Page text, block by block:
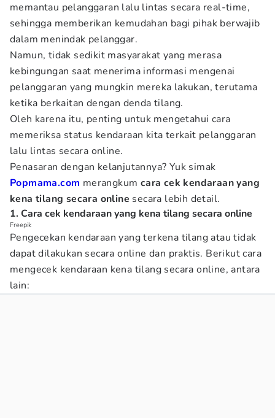
memantau pelanggaran lalu lintas secara real-time,
sehingga memberikan kemudahan bagi pihak berwajib
dalam menindak pelanggar.
Namun, tidak sedikit masyarakat yang merasa
kebingungan saat menerima informasi mengenai
pelanggaran yang mungkin mereka lakukan, terutama
ketika berkaitan dengan denda tilang.
Oleh karena itu, penting untuk mengetahui cara
memeriksa status kendaraan kita terkait pelanggaran
lalu lintas secara online.
Penasaran dengan kelanjutannya? Yuk simak
Popmama.com merangkum cara cek kendaraan yang
kena tilang secara online secara lebih detail.
1. Cara cek kendaraan yang kena tilang secara online
Freepik
Pengecekan kendaraan yang terkena tilang atau tidak
dapat dilakukan secara online dan praktis. Berikut cara
mengecek kendaraan kena tilang secara online, antara
lain: